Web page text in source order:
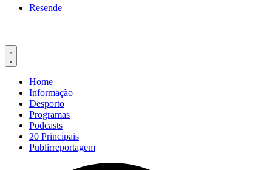
Resende
Home
Informação
Desporto
Programas
Podcasts
20 Principais
Publirreportagem